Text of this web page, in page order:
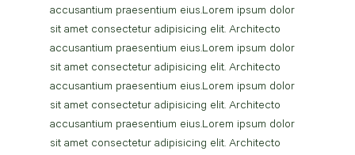
accusantium praesentium eius.Lorem ipsum dolor
sit amet consectetur adipisicing elit. Architecto
accusantium praesentium eius.Lorem ipsum dolor
sit amet consectetur adipisicing elit. Architecto
accusantium praesentium eius.Lorem ipsum dolor
sit amet consectetur adipisicing elit. Architecto
accusantium praesentium eius.Lorem ipsum dolor
sit amet consectetur adipisicing elit. Architecto